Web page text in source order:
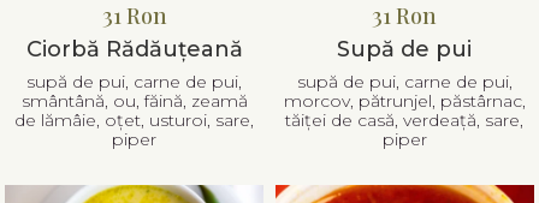
31 Ron
Ciorbă Rădăuțeană
supă de pui, carne de pui,
smântână, ou, făină, zeamă
de lămâie, oțet, usturoi, sare,
piper
31 Ron
Supă de pui
supă de pui, carne de pui,
morcov, pătrunjel, păstârnac,
tăiței de casă, verdeață, sare,
piper